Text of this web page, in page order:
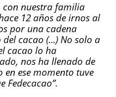
con nuestra familia
12 años de irnos al
por una cadena
cacao (…) No solo a
cacao lo ha
nos ha llenado de
en ese momento tuve
Fedecacao”.